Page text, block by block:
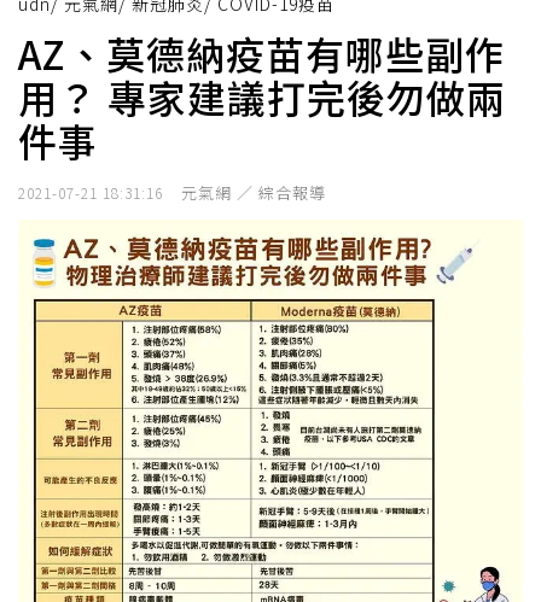
AZ、莫德納疫苗有哪些副作
用？ 專家建議打完後勿做兩
件事
2021-07-21 18:31:16 元氣網 ／ 綜合報導